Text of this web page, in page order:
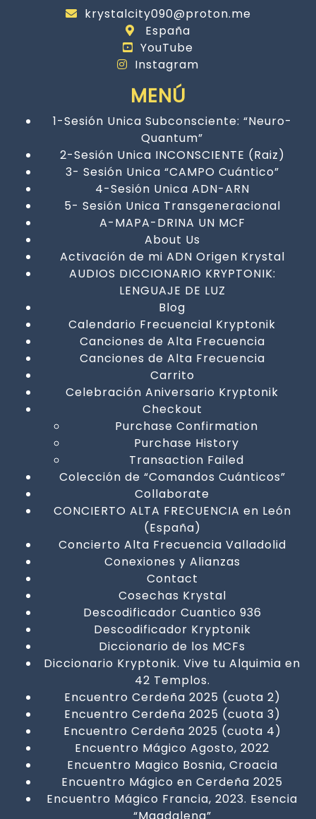
krystalcity090@proton.me
España
YouTube
Instagram
MENÚ
1-Sesión Unica Subconsciente: “Neuro-
Quantum”
2-Sesión Unica INCONSCIENTE (Raiz)
3- Sesión Unica “CAMPO Cuántico”
4-Sesión Unica ADN-ARN
5- Sesión Unica Transgeneracional
A-MAPA-DRINA UN MCF
About Us
Activación de mi ADN Origen Krystal
AUDIOS DICCIONARIO KRYPTONIK:
LENGUAJE DE LUZ
Blog
Calendario Frecuencial Kryptonik
Canciones de Alta Frecuencia
Canciones de Alta Frecuencia
Carrito
Celebración Aniversario Kryptonik
Checkout
Purchase Confirmation
Purchase History
Transaction Failed
Colección de “Comandos Cuánticos”
Collaborate
CONCIERTO ALTA FRECUENCIA en León
(España)
Concierto Alta Frecuencia Valladolid
Conexiones y Alianzas
Contact
Cosechas Krystal
Descodificador Cuantico 936
Descodificador Kryptonik
Diccionario de los MCFs
Diccionario Kryptonik. Vive tu Alquimia en
42 Templos.
Encuentro Cerdeña 2025 (cuota 2)
Encuentro Cerdeña 2025 (cuota 3)
Encuentro Cerdeña 2025 (cuota 4)
Encuentro Mágico Agosto, 2022
Encuentro Magico Bosnia, Croacia
Encuentro Mágico en Cerdeña 2025
Encuentro Mágico Francia, 2023. Esencia